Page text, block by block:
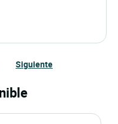
Siguiente